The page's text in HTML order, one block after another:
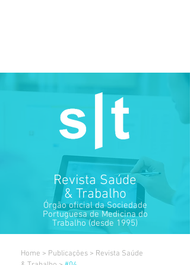
Revista Saúde
& Trabalho
Órgão oficial da Sociedade
Portuguesa de Medicina do
Trabalho (desde 1995)
Home > Publicações > Revista Saúde